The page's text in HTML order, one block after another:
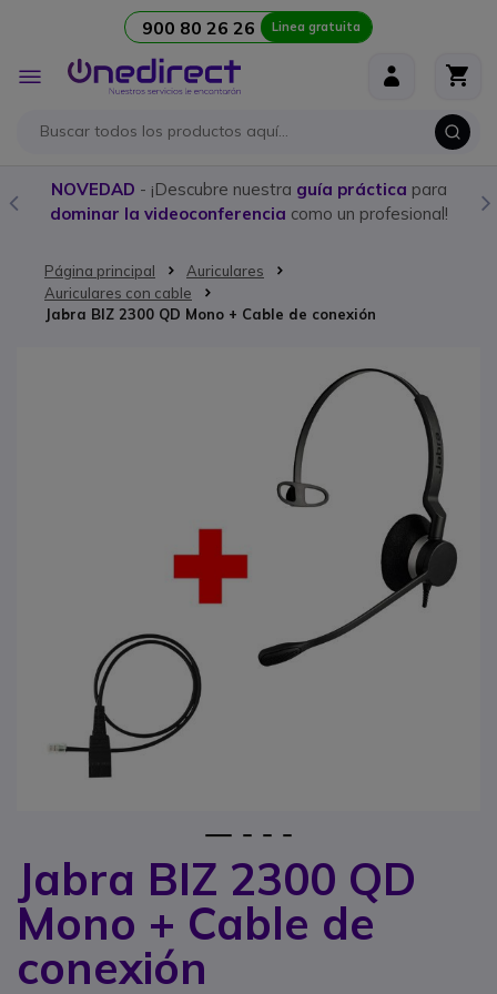
900 80 26 26 Linea gratuita
Toggle
Nav
NOVEDAD - ¡Descubre nuestra guía práctica para
dominar la videoconferencia como un profesional!
Página principal
Auriculares
Auriculares con cable
Jabra BIZ 2300 QD Mono + Cable de conexión
Jabra BIZ 2300 QD
Mono + Cable de
conexión
Saltar al comienzo de la galería de imágenes